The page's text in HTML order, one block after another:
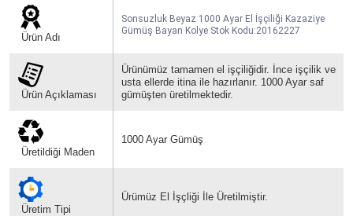
Ürün Adı
Sonsuzluk Beyaz 1000 Ayar El İşçiliği Kazaziye
Gümüş Bayan Kolye Stok Kodu:20162227
Ürün Açıklaması
Ürünümüz tamamen el işçiliğidir. İnce işçilik ve
usta ellerde itina ile hazırlanır. 1000 Ayar saf
gümüşten üretilmektedir.
Üretildiği Maden
1000 Ayar Gümüş
Üretim Tipi
Ürümüz El İşçliği İle Üretilmiştir.